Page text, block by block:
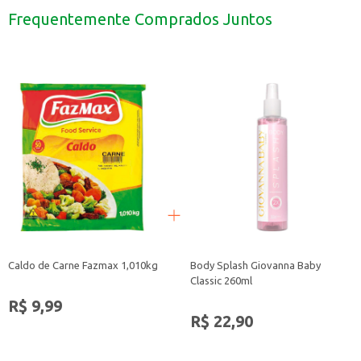
Ideal para uso doméstico, em restaurantes, lanchonetes e outros
Frequentemente Comprados Juntos
Caldo de Carne Fazmax 1,010kg
R$ 9,99
Body Splash Giovanna Baby
Classic 260ml
R$ 22,90